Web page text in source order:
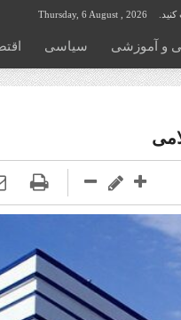
Thursday, 6 August , 2026
و آموزشی سیاسی